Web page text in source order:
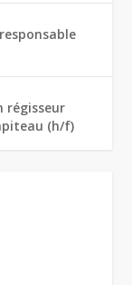
régisseur
(h/f)